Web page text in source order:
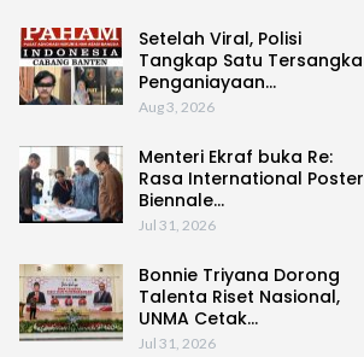
Setelah Viral, Polisi
Tangkap Satu Tersangka
Penganiayaan…
Aug 3, 2026
Menteri Ekraf buka Re:
Rasa International Poster
Biennale…
Jul 31, 2026
Bonnie Triyana Dorong
Talenta Riset Nasional,
UNMA Cetak…
Jul 31, 2026